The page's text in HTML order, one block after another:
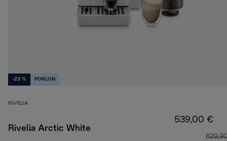
-23 % POKLON
RIVELIA
Rivelia Arctic White
539,00 €